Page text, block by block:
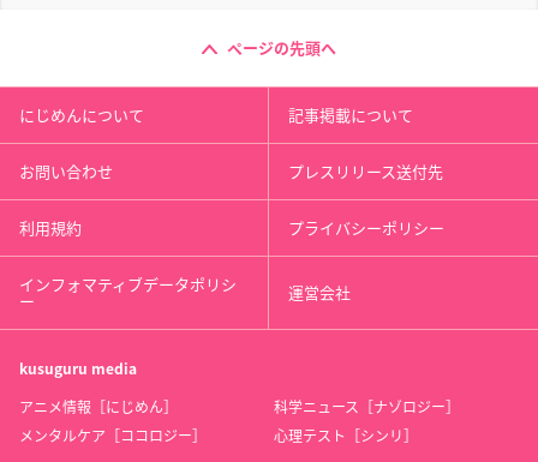
ページの先頭へ
にじめんについて 記事掲載について
お問い合わせ プレスリリース送付先
利用規約 プライバシーポリシー
インフォマティブデータポリシ
ー 運営会社
kusuguru media
アニメ情報［にじめん］
科学ニュース［ナゾロジー］
メンタルケア［ココロジー］
心理テスト［シンリ］